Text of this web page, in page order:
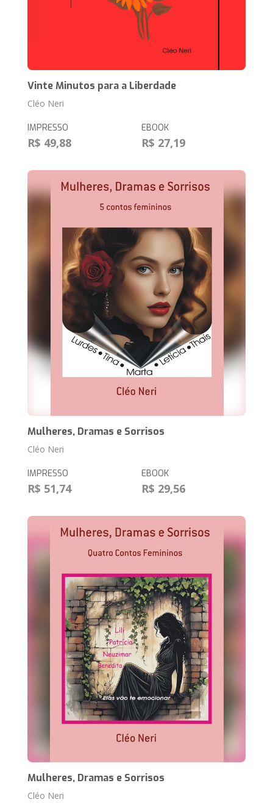
Vinte Minutos para a Liberdade
Cléo Neri
IMPRESSO
R$ 49,88
EBOOK
R$ 27,19
Mulheres, Dramas e Sorrisos
Cléo Neri
IMPRESSO
R$ 51,74
EBOOK
R$ 29,56
Mulheres, Dramas e Sorrisos
Cléo Neri